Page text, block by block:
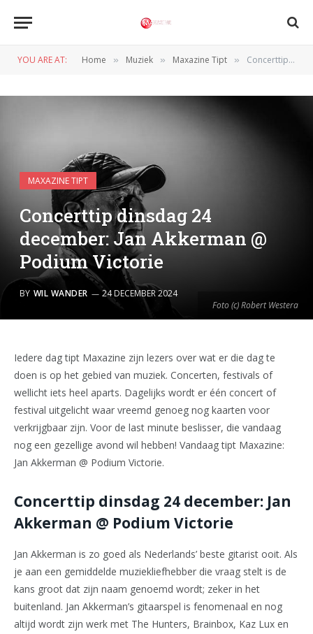
YOU ARE AT: Home » Muziek » Maxazine Tipt » Concerttip dinsdag 24 december: Jan Akkerman @ Podium Victorie
Foto (c) Robert Westera
MAXAZINE TIPT
Concerttip dinsdag 24
december: Jan Akkerman @
Podium Victorie
BY WIL WANDER 24 DECEMBER 2024
Iedere dag tipt Maxazine zijn lezers over wat er die dag te
doen is op het gebied van muziek. Concerten, festivals of
wellicht iets heel aparts. Dagelijks wordt er één concert of
festival uitgelicht waar vreemd genoeg nog kaarten voor
verkrijgbaar zijn. Voor de last minute beslisser, die vandaag
nog een gezellige avond wil hebben! Vandaag tipt Maxazine:
Jan Akkerman @ Podium Victorie.
Concerttip dinsdag 24 december: Jan
Akkerman @ Podium Victorie
Jan Akkerman is zo goed als Nederlands’ beste gitarist ooit. Als
je aan een gemiddelde muziekliefhebber die vraag stelt is de
kans groot dat zijn naam genoemd wordt; zeker in het
buitenland. Jan Akkerman’s gitaarspel is fenomenaal en nog
altijd wordt zijn werk met The Hunters, Brainbox, Kaz Lux en